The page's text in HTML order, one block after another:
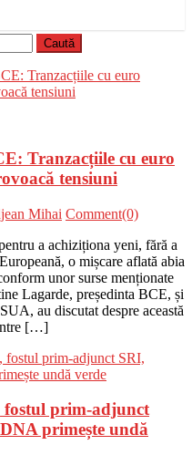
Tranzacțiile cu euro
tensiuni
Mihai Comment(0)
a achiziționa yeni, fără a
o mișcare aflată abia
unor surse menționate
Lagarde, președinta BCE, și
au discutat despre această
[…]
fostul prim-adjunct
primește undă